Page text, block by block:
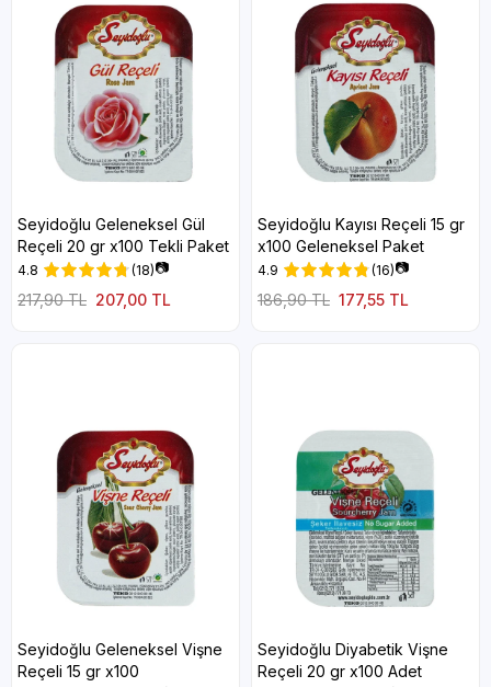
Seyidoğlu Geleneksel Gül
Reçeli 20 gr x100 Tekli Paket
4.8 (18)📷
207,00 TL
217,90 TL
Seyidoğlu Kayısı Reçeli 15 gr
x100 Geleneksel Paket
4.9 (16)📷
177,55 TL
186,90 TL
Seyidoğlu Geleneksel Vişne
Reçeli 15 gr x100
Seyidoğlu Diyabetik Vişne
Reçeli 20 gr x100 Adet